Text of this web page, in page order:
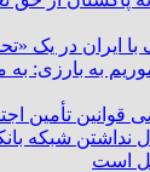
ایران در یک
به بارزی:
قوانین تأمین
نداشتن شبکه
است